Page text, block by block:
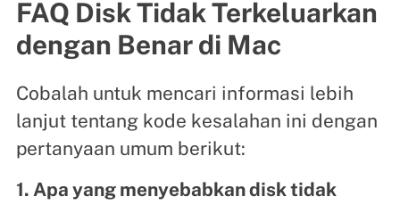
FAQ Disk Tidak Terkeluarkan
dengan Benar di Mac
Cobalah untuk mencari informasi lebih
lanjut tentang kode kesalahan ini dengan
pertanyaan umum berikut:
1. Apa yang menyebabkan disk tidak